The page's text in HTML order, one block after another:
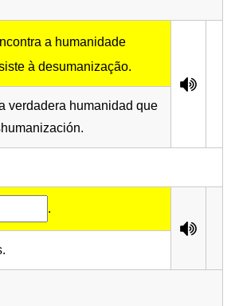
a humanidade
à desumanização.
verdadera humanidad que
.